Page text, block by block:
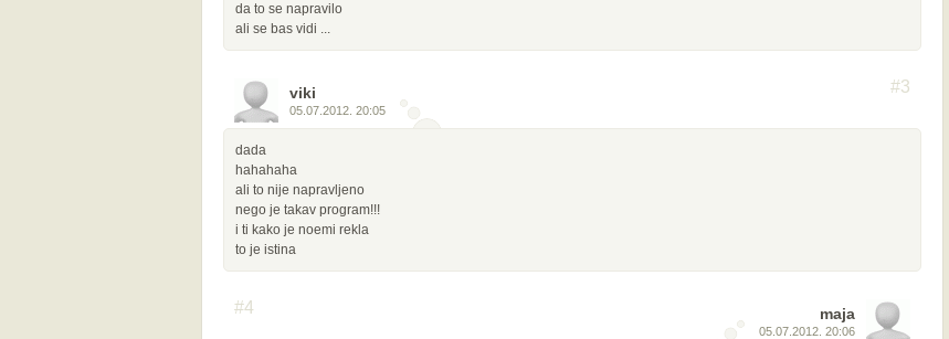
da to se napravilo
ali se bas vidi ...
viki
05.07.2012. 20:05
#3
dada
hahahaha
ali to nije napravljeno
nego je takav program!!!
i ti kako je noemi rekla
to je istina
maja
05.07.2012. 20:06
#4